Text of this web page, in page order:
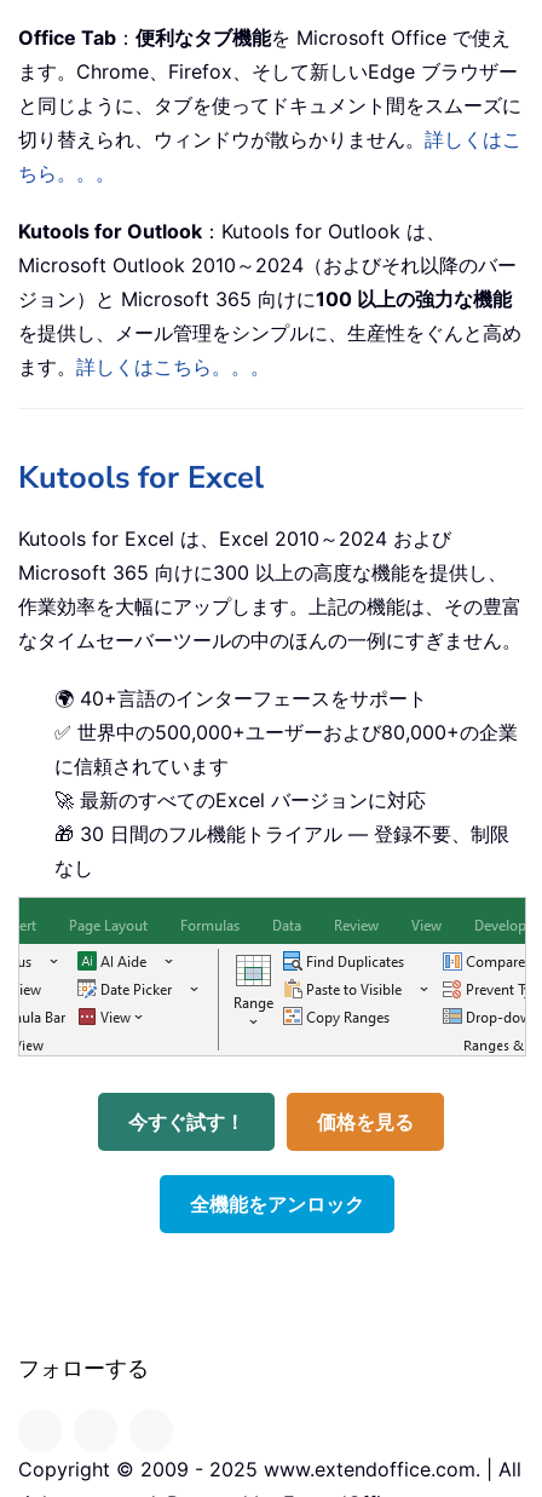
Office Tab ： 便利なタブ機能を Microsoft Office で使え
ます。Chrome、Firefox、そして新しいEdge ブラウザー
と同じように、タブを使ってドキュメント間をスムーズに
切り替えられ、ウィンドウが散らかりません。 詳しくはこ
ちら。。。
Kutools for Outlook ：Kutools for Outlook は、
Microsoft Outlook 2010～2024（およびそれ以降のバー
ジョン）と Microsoft 365 向けに100 以上の強力な機能
を提供し、メール管理をシンプルに、生産性をぐんと高め
ます。 詳しくはこちら。。。
Kutools for Excel
Kutools for Excel は、Excel 2010～2024 および
Microsoft 365 向けに300 以上の高度な機能を提供し、
作業効率を大幅にアップします。上記の機能は、その豊富
なタイムセーバーツールの中のほんの一例にすぎません。
🌍 40+言語のインターフェースをサポート
✅ 世界中の500,000+ユーザーおよび80,000+の企業
に信頼されています
🚀 最新のすべてのExcel バージョンに対応
🎁 30 日間のフル機能トライアル — 登録不要、制限
なし
今すぐ試す！ 価格を見る
全機能をアンロック
フォローする
Copyright © 2009 - 2025 www.extendoffice.com. | All